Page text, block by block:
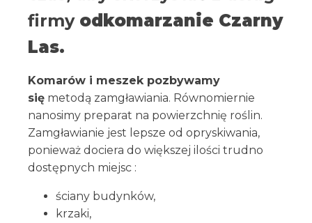
firmy odkomarzanie Czarny
Las.
Komarów i meszek pozbywamy
się metodą zamgławiania. Równomiernie
nanosimy preparat na powierzchnię roślin.
Zamgławianie jest lepsze od opryskiwania,
ponieważ dociera do większej ilości trudno
dostępnych miejsc :
ściany budynków,
krzaki,